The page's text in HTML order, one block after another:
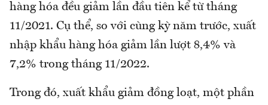
hàng hóa đều giảm lần đầu tiên kể từ tháng
11/2021. Cụ thể, so với cùng kỳ năm trước, xuất
nhập khẩu hàng hóa giảm lần lượt 8,4% và
7,2% trong tháng 11/2022.
Trong đó, xuất khẩu giảm đồng loạt, một phần